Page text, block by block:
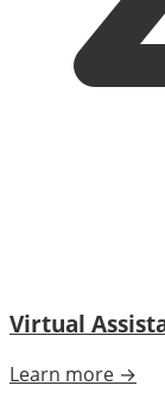
Virtual
Learn more →